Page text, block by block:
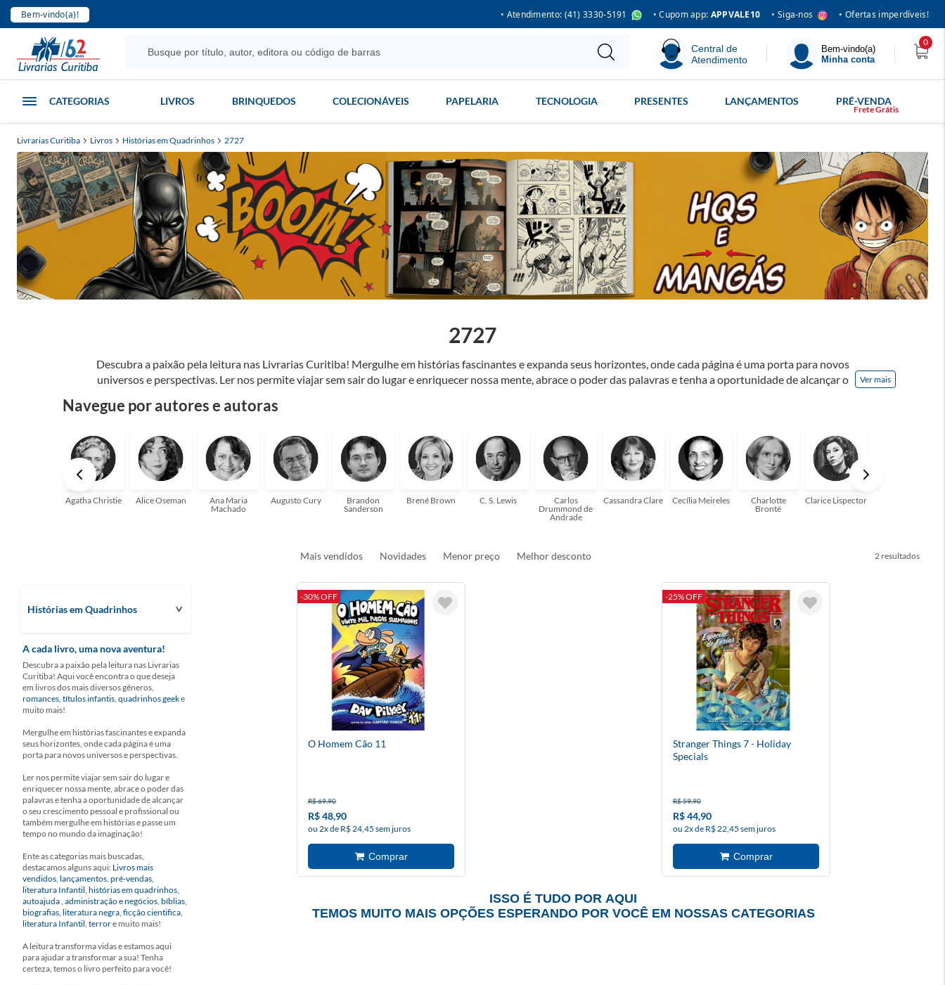
Bem-vindo(a)! • Atendimento: (41) 3330-5191 • Cupom app: APPVALE10 • Siga-nos • Ofertas imperdíveis!
Central de
Atendimento
Bem-vindo(a)
Minha conta
0
CATEGORIAS LIVROS BRINQUEDOS COLECIONÁVEIS PAPELARIA TECNOLOGIA PRESENTES LANÇAMENTOS PRÉ-VENDA
Livrarias Curitiba Livros Histórias em Quadrinhos 2727
Descubra a paixão pela leitura nas Livrarias Curitiba! Mergulhe em histórias fascinantes e expanda seus horizontes, onde cada página é uma porta para novos
universos e perspectivas. Ler nos permite viajar sem sair do lugar e enriquecer nossa mente, abrace o poder das palavras e tenha a oportunidade de alcançar o
aqui para ajudar a transformar a sua! Tenha certeza, temos o livro perfeito para você!
Ver mais
2727
Navegue por autores e autoras
Agatha Christie Alice Oseman
Ana Maria
Machado
Augusto Cury
Brandon
Sanderson
Brené Brown C. S. Lewis
Carlos
Drummond de
Andrade
Cassandra Clare Cecília Meireles
Charlotte
Brontë
Clarice Lispector
Mais vendidos Novidades Menor preço Melhor desconto 2
Histórias em Quadrinhos
A cada livro, uma nova aventura!
Descubra a paixão pela leitura nas Livrarias
Curitiba! Aqui você encontra o que deseja
em livros dos mais diversos gêneros,
romances, títulos infantis, quadrinhos geeke
muito mais!
Mergulhe em histórias fascinantes e expanda
seus horizontes, onde cada página é uma
porta para novos universos e perspectivas.
Ler nos permite viajar sem sair do lugar e
enriquecer nossa mente, abrace o poder das
palavras e tenha a oportunidade de alcançar
o seu crescimento pessoal e profissional ou
também mergulhe em histórias e passe um
tempo no mundo da imaginação!
Ente as categorias mais buscadas,
destacamos alguns aqui: Livros mais
vendidos, lançamentos, pré-vendas,
literatura Infantil, histórias em quadrinhos,
autoajuda, administração e negócios, bíblias,
biografias, literatura negra, ficção cientifica,
literatura Infantil, terrore muito mais!
A leitura transforma vidas e estamos aqui
para ajudar a transformar a sua! Tenha
certeza, temos o livro perfeito para você!
-30% OFF
O Homem Cão 11
R$ 69,90
R$ 48,90
ou 2x de R$ 24,45 sem juros
-25% OFF
Stranger Things 7 - Holiday
Specials
R$ 59,90
R$ 44,90
ou 2x de R$ 22,45 sem juros
ISSO É TUDO POR AQUI
TEMOS MUITO MAIS OPÇÕES ESPERANDO POR VOCÊ EM NOSSAS CATEGORIAS